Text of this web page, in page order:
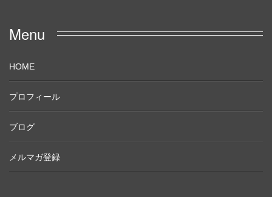
Menu
HOME
プロフィール
ブログ
メルマガ登録